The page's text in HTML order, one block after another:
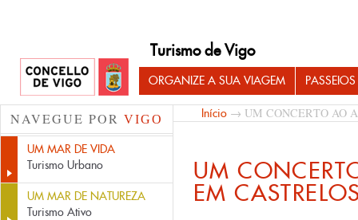
Turismo de Vigo
ORGANIZE A SUA VIAGEM
NAVEGUE POR VIGO
UM MAR DE VIDA
Turismo Urbano
UM MAR DE NATUREZA
Turismo Ativo
Início → UM CONCERTO AO
UM
EM